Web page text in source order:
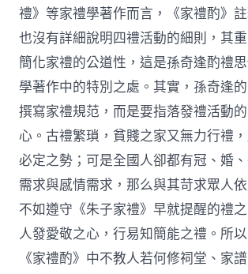
禮》等家禮學著作而言，《家禮酌》
也沒有詳細說明四禮活動的細則，其
簡化家禮的公道性，這是孫奇逢酌禮
學著作中的特別之處。其實，孫奇逢
撰寫家禮規范，而是要指落發禮活動
心。古禮繁瑣，貧賤之家又無力行禮
必定之勢；可是全國人卻都有冠、婚
需求與感情需求，那么與其苛求眾人
不如遵守《朱子家禮》早就提醒的禮
人發愛敬之心，行易知簡能之禮。所
《家禮酌》中不教人若何修祠堂、家